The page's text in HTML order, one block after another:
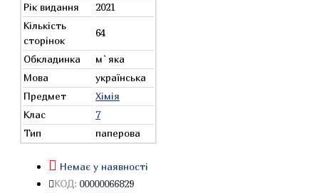
Рік видання
2021
Кількість
сторінок
64
Обкладинка
м`яка
Мова
українська
Предмет
Хімія
Клас
7
Тип
паперова
Немає у наявності
КОД: 00000066829